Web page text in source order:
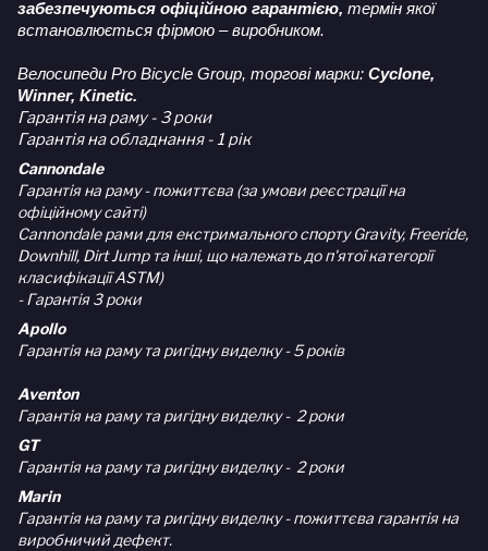
забезпечуються офіційною гарантією, термін якої
встановлюється фірмою – виробником.
Велосипеди Pro Bicycle Group, торгові марки: Cyclone,
Winner, Kinetic.
Гарантія на раму - 3 роки
Гарантія на обладнання - 1 рік
Cannondale
Гарантія на раму - пожиттєва (за умови реєстрації на
офіційному сайті)
Cannondale рами для екстримального спорту Gravity, Freeride,
Downhill, Dirt Jump та інші, що належать до п'ятої категорії
класифікації ASTM)
- Гарантія 3 роки
Apollo
Гарантія на раму та ригідну виделку - 5 років
Aventon
Гарантія на раму та ригідну виделку - 2 роки
GT
Гарантія на раму та ригідну виделку - 2 роки
Marin
Гарантія на раму та ригідну виделку - пожиттєва гарантія на
виробничий дефект.